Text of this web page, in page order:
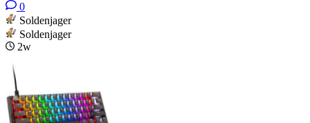
0
Soldenjager
Soldenjager
2w